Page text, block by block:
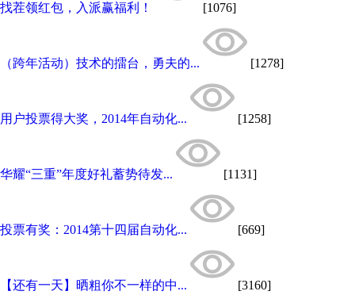
找茬领红包，入派赢福利！ [1076]
（跨年活动）技术的擂台，勇夫的... [1278]
用户投票得大奖，2014年自动化... [1258]
华耀“三重”年度好礼蓄势待发... [1131]
投票有奖：2014第十四届自动化... [669]
【还有一天】晒粗你不一样的中... [3160]